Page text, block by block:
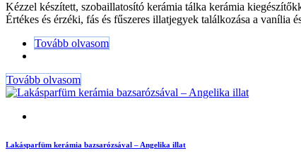
Kézzel készített, szobaillatosító kerámia tálka kerámia
Értékes és érzéki, fás és fűszeres illatjegyek találkozása a vanília
Tovább olvasom
Tovább olvasom
Lakásparfüm kerámia bazsarózsával – Angelika illat